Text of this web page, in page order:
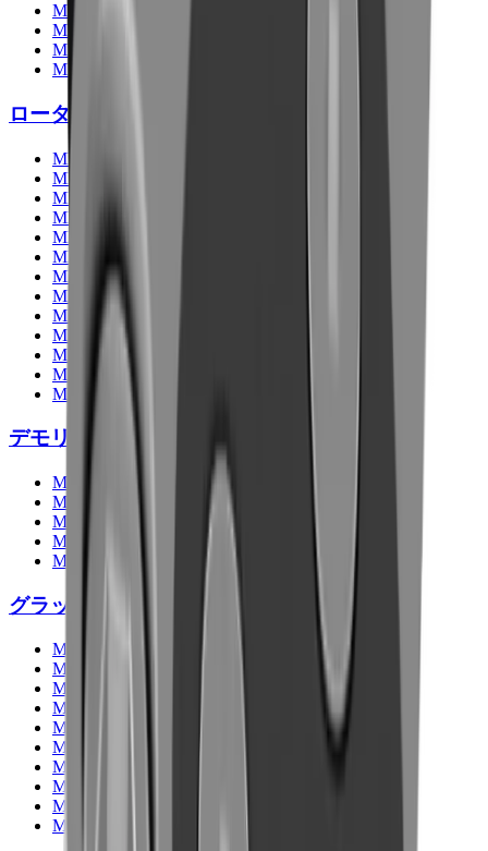
MB-S10
MB-S14
MB-S18
MB-S23
ロータリースクリーン
MB-HDS207
MB-HDS212
MB-HDS214
MB-HDS220
MB-HDS307
MB-HDS312
MB-HDS314
MB-HDS320
MB-HDS323
MB-HDS407
MB-HDS412
MB-HDS523
MB-HDS533
デモリッションクラッシャー
MB-P160
MB-P380
MB-PT650
MB-PT1150
MB-PT1650
グラップル
MB-G350
MB-G400
MB-G450
MB-G500
MB-G600
MB-G900
MB-G940
MB-G1000
MB-G1200
MB-G1500